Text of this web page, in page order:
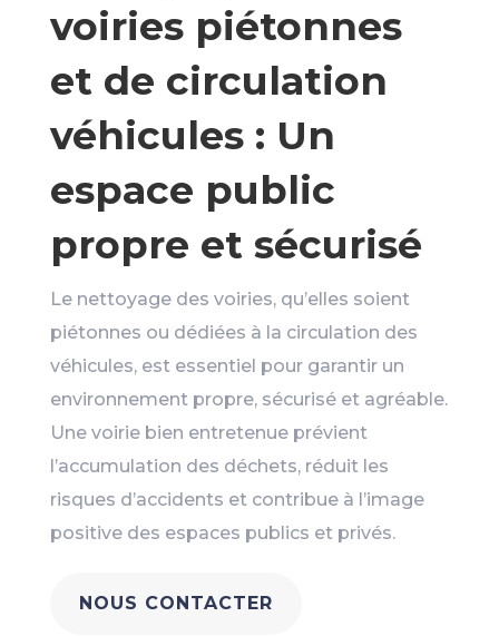
voiries piétonnes
et de circulation
véhicules : Un
espace public
propre et sécurisé
Le nettoyage des voiries, qu’elles soient
piétonnes ou dédiées à la circulation des
véhicules, est essentiel pour garantir un
environnement propre, sécurisé et agréable.
Une voirie bien entretenue prévient
l’accumulation des déchets, réduit les
risques d’accidents et contribue à l’image
positive des espaces publics et privés.
NOUS CONTACTER